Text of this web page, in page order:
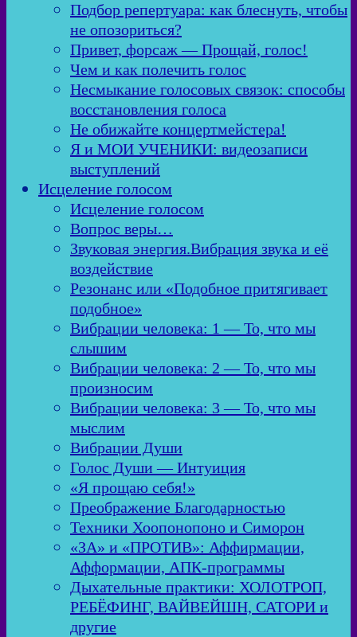
Подбор репертуара: как блеснуть, чтобы
не опозориться?
Привет, форсаж — Прощай, голос!
Чем и как полечить голос
Несмыкание голосовых связок: способы
восстановления голоса
Не обижайте концертмейстера!
Я и МОИ УЧЕНИКИ: видеозаписи
выступлений
Исцеление голосом
Исцеление голосом
Вопрос веры…
Звуковая энергия.Вибрация звука и её
воздействие
Резонанс или «Подобное притягивает
подобное»
Вибрации человека: 1 — То, что мы
слышим
Вибрации человека: 2 — То, что мы
произносим
Вибрации человека: 3 — То, что мы
мыслим
Вибрации Души
Голос Души — Интуиция
«Я прощаю себя!»
Преображение Благодарностью
Техники Хоопонопоно и Симорон
«ЗА» и «ПРОТИВ»: Аффирмации,
Афформации, АПК-программы
Дыхательные практики: ХОЛОТРОП,
РЕБЁФИНГ, ВАЙВЕЙШН, САТОРИ и
другие